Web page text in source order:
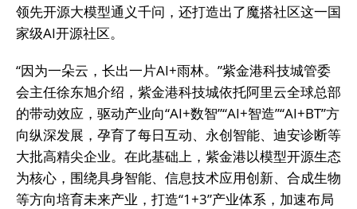
领先开源大模型通义千问，还打造出了魔搭社区这一国
家级AI开源社区。
“因为一朵云，长出一片AI+雨林。”紫金港科技城管委
会主任徐东旭介绍，紫金港科技城依托阿里云全球总部
的带动效应，驱动产业向“AI+数智”“AI+智造”“AI+BT”方
向纵深发展，孕育了每日互动、永创智能、迪安诊断等
大批高精尖企业。在此基础上，紫金港以模型开源生态
为核心，围绕具身智能、信息技术应用创新、合成生物
等方向培育未来产业，打造“1+3”产业体系，加速布局